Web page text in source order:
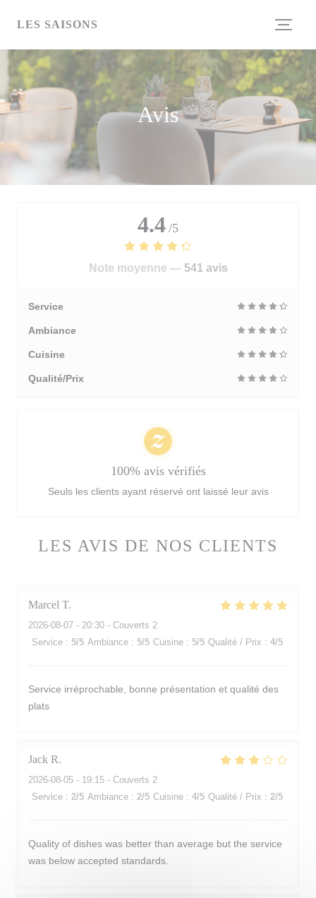
LES SAISONS
Avis
LES AVIS DE NOS CLIENTS
Marcel T
2026-08-07 - 20:30 - Couverts 2
Service : 5/5 Ambiance : 5/5 Cuisine : 5/5 Qualité / Prix : 4/5
Service irréprochable, bonne présentation et qualité des
plats
Jack R
2026-08-05 - 19:15 - Couverts 2
Service : 2/5 Ambiance : 2/5 Cuisine : 4/5 Qualité / Prix : 2/5
Quality of dishes was better than average but the service
was below accepted standards.
4.4 /5
Note moyenne — 541 avis
Service
Ambiance
Cuisine
Qualité/Prix
100% avis vérifiés
Seuls les clients ayant réservé ont laissé leur avis